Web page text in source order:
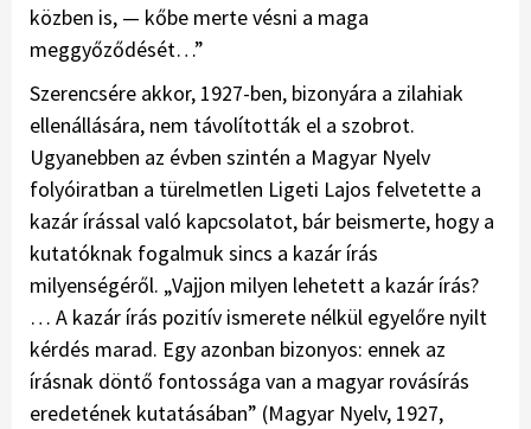
közben is, — kőbe merte vésni a maga
meggyőződését…”
Szerencsére akkor, 1927-ben, bizonyára a zilahiak
ellenállására, nem távolították el a szobrot.
Ugyanebben az évben szintén a Magyar Nyelv
folyóiratban a türelmetlen Ligeti Lajos felvetette a
kazár írással való kapcsolatot, bár beismerte, hogy a
kutatóknak fogalmuk sincs a kazár írás
milyenségéről. „Vajjon milyen lehetett a kazár írás?
… A kazár írás pozitív ismerete nélkül egyelőre nyilt
kérdés marad. Egy azonban bizonyos: ennek az
írásnak döntő fontossága van a magyar rovásírás
eredetének kutatásában” (Magyar Nyelv, 1927,